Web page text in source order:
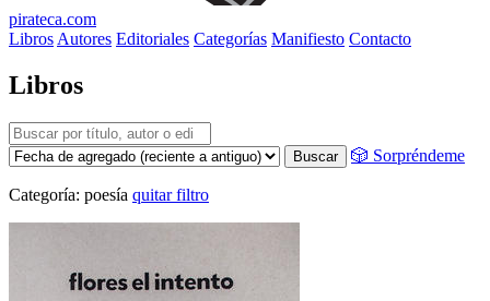
pirateca.com
Libros Autores Editoriales Categorías Manifiesto Contacto
Libros
Buscar 🎲 Sorpréndeme
Categoría: poesía quitar filtro